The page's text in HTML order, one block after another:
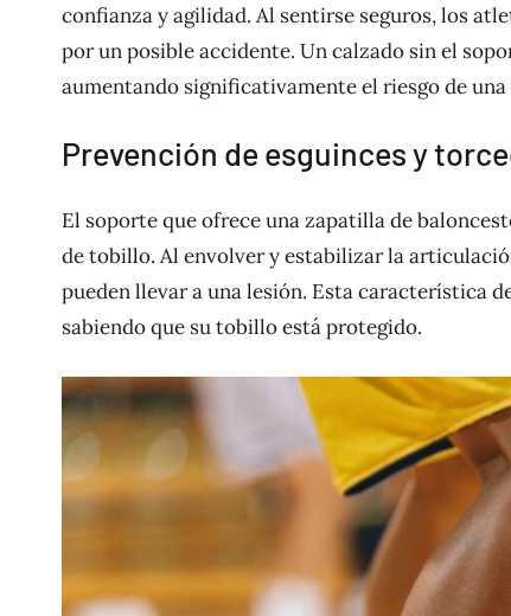
confianza y agilidad. Al sentirse seguros, los
por un posible accidente. Un calzado sin el
aumentando significativamente el riesgo de una
Prevención de esguinces y
El soporte que ofrece una zapatilla de
de tobillo. Al envolver y estabilizar la
pueden llevar a una lesión. Esta característica
sabiendo que su tobillo está protegido.